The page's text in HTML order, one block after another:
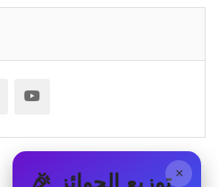
× 🎉 توزيع الجوائز